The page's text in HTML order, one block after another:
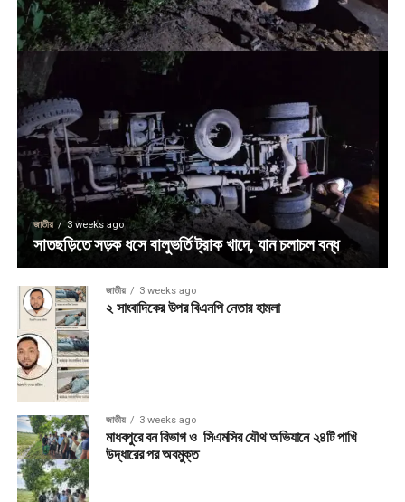
জাতীয় 3 weeks ago
সাতছড়িতে সড়ক ধসে বালুভর্তি ট্রাক খাদে, যান চলাচল বন্ধ
জাতীয় 3 weeks ago
২ সাংবাদিকের উপর বিএনপি নেতার হামলা
জাতীয় 3 weeks ago
মাধবপুরে বন বিভাগ ও সিএমসির যৌথ অভিযানে ২৪টি পাখি
উদ্ধারের পর অবমুক্ত